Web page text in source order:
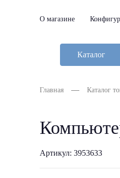
О магазине
Каталог
Главная Каталог
Артикул: 3953633